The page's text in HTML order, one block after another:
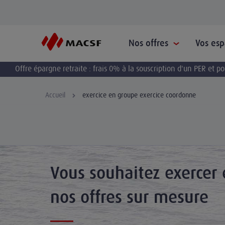
Nos offres Vos
Offre épargne retraite : frais 0% à la souscription d'un PER et
Accueil exercice en groupe exercice coordonne
Vous souhaitez
nos offres sur mesure